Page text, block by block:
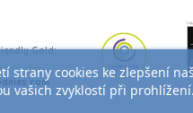
Gold:
strany cookies ke zlepšení
vašich zvyklostí při